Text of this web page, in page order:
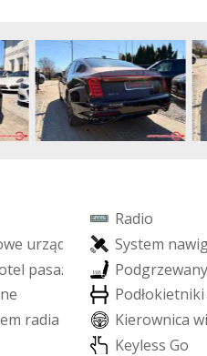
Radio
we urząd System nawi
tel pasaż Podgrzewany
ne Podłokietniki
em radia Kierownica wi
Keyless Go